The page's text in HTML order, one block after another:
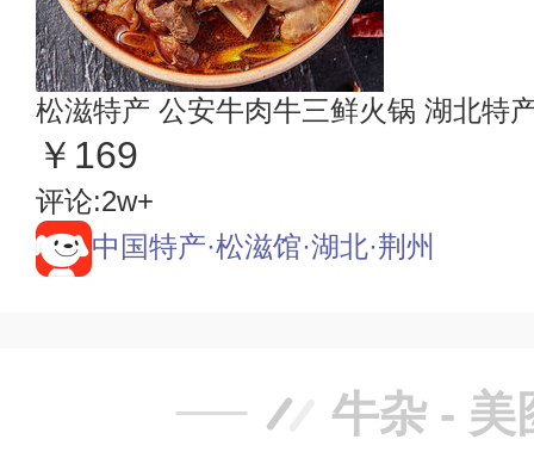
松滋特产 公安牛肉牛三鲜火锅 湖北特
￥169
评论:2w+
中国特产·松滋馆·湖北·荆州
牛杂 - 美